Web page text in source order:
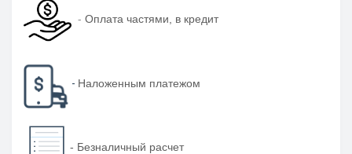
- Оплата частями, в кредит
- Наложенным платежом
- Безналичный расчет